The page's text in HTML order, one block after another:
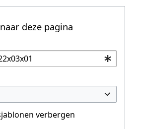
deze pagina
verbergen